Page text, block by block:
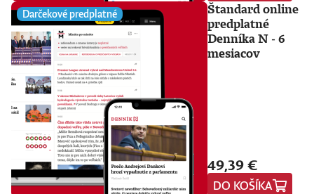
Darčekové predplatné
Štandard online
predplatné
Denníka N - 6
mesiacov
49,39 €
DO KOŠÍKA